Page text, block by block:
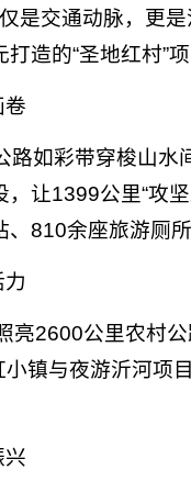
是交通动脉，更
造的“圣地红村”
卷
路如彩带穿梭山水
让1399公里“攻
810余座旅游厕
亮2600公里农村
镇与夜游沂河项
兴